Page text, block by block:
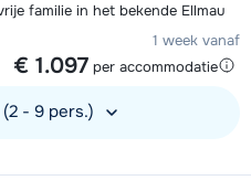
familie in het bekende Ellmau
1 week vanaf
€ 1.097 per accommodatie
- 9 pers.)